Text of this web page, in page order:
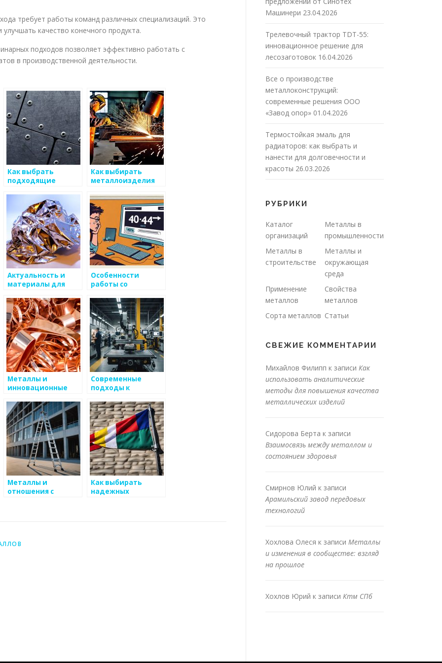
требует работы команд различных специализаций. Это
качество конечного продукта.
подходов позволяет эффективно работать с
в производственной деятельности.
Как выбрать
подходящие
партнерства для
бизнеса с
металоизделиями
Как выбирать
металлоизделия
Актуальность и
материалы для
дизайна
Особенности
работы со
металлоизделиями
Металлы и
инновационные
обработке
Современные
подходы к
металлоизделий
Металлы и
отношения с
Как выбирать
надежных
Машинери 23.04.2026
Трелевочный трактор TDT-55:
инновационное решение для
лесозаготовок 16.04.2026
Все о производстве
металлоконструкций:
современные решения ООО
«Завод опор» 01.04.2026
Термостойкая эмаль для
радиаторов: как выбрать и
нанести для долговечности и
красоты 26.03.2026
РУБРИКИ
Каталог
организаций
Металлы в
промышленности
Металлы в
строительстве
Металлы и
окружающая
среда
Применение
металлов
Свойства
металлов
Сорта металлов Статьи
СВЕЖИЕ КОММЕНТАРИИ
Михайлов Филипп к записи Как
использовать аналитические
методы для повышения качества
металлических изделий
Сидорова Берта к записи
Взаимосвязь между металлом и
состоянием здоровья
Смирнов Юлий к записи
Арамильский завод передовых
технологий
Хохлова Олеся к записи Металлы
и изменения в сообществе: взгляд
на прошлое
Хохлов Юрий к записи Ктм СПб